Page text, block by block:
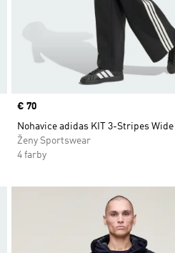
Price
€ 70
Nohavice adidas KIT 3-Stripes Wide
Ženy Sportswear
4 farby
Pridať do zoznamu želaných položiek